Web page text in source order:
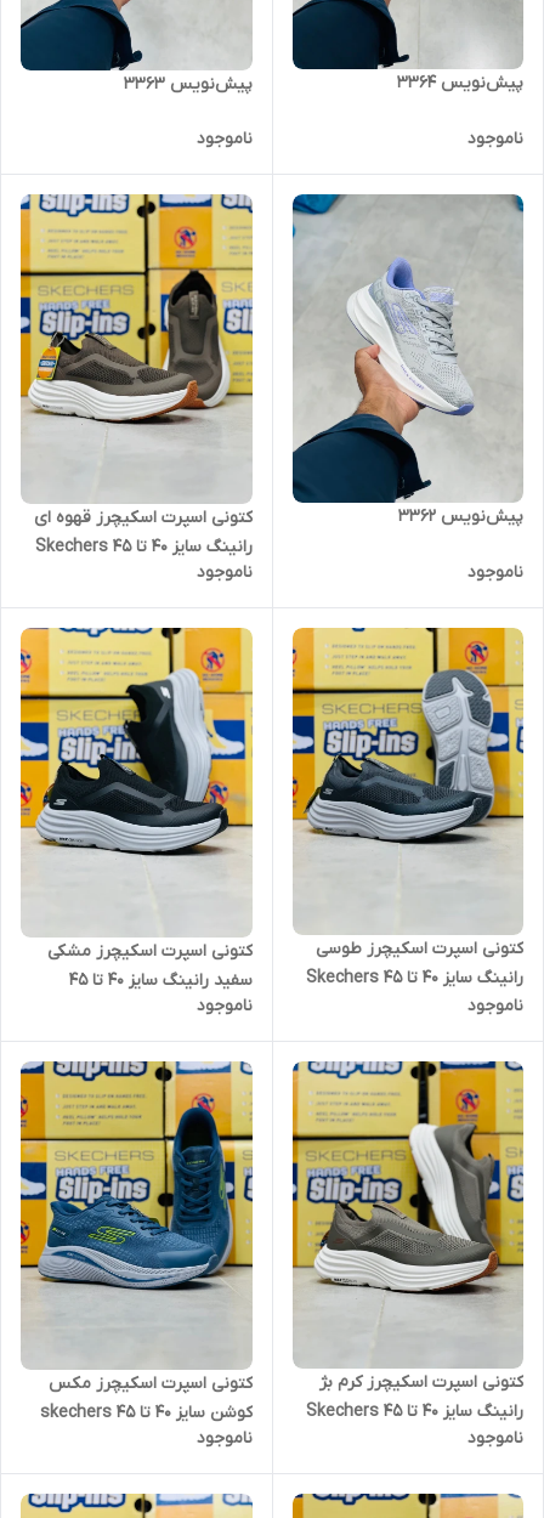
پیش‌نویس ۳۳۶۴
ناموجود
پیش‌نویس ۳۳۶۳
ناموجود
پیش‌نویس ۳۳۶۲
ناموجود
کتونی اسپرت اسکیچرز قهوه ای
رانینگ سایز 40 تا 45 Skechers
Max cushioning
ناموجود
کتونی اسپرت اسکیچرز طوسی
رانینگ سایز 40 تا 45 Skechers
Max cushioning
ناموجود
کتونی اسپرت اسکیچرز مشکی
سفید رانینگ سایز 40 تا 45
Skechers Max cushioning
ناموجود
کتونی اسپرت اسکیچرز کرم بژ
رانینگ سایز 40 تا 45 Skechers
Max cushioning
ناموجود
کتونی اسپرت اسکیچرز مکس
کوشن سایز 40 تا 45 skechers
max cushioning slip ins
ناموجود